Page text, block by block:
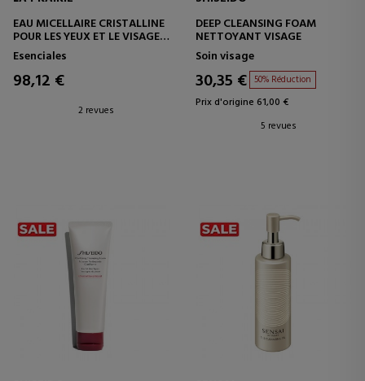
EAU MICELLAIRE CRISTALLINE
POUR LES YEUX ET LE VISAGE
EAU MICELLAIRE
Esenciales
98,12 €
2 revues
DEEP CLEANSING FOAM
NETTOYANT VISAGE
Soin visage
30,35 € 50% Réduction
Prix d'origine 61,00 €
5 revues